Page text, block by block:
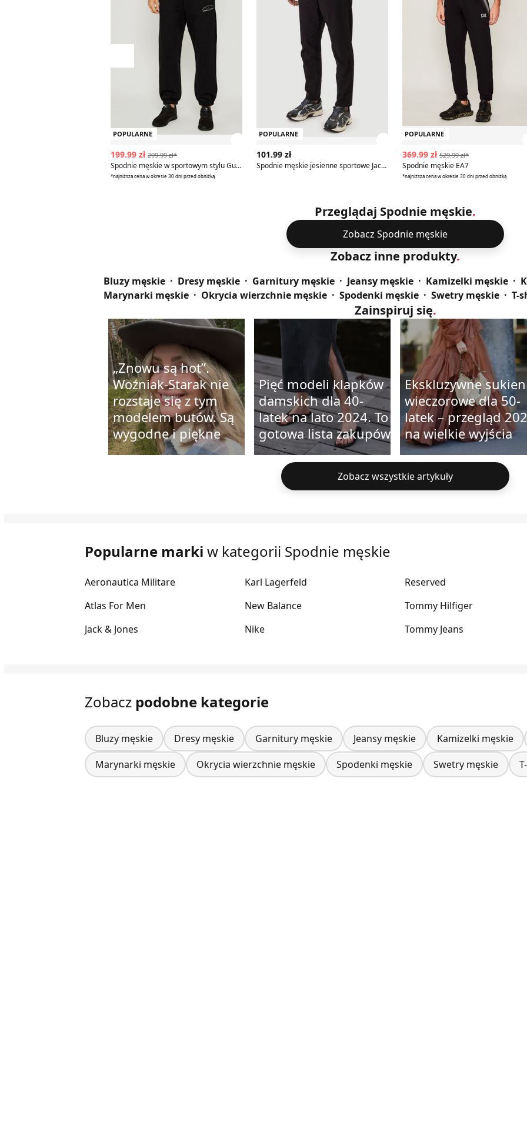
Przesuń w lewo
POPULARNE
199.99 zł 299.99 zł*
Spodnie męskie w sportowym stylu Guess Jeans
*najniższa cena w okresie 30 dni przed obniżką
POPULARNE
101.99 zł
Spodnie męskie jesienne sportowe Jack & Jones
POPULARNE
369.99 zł 529.99 zł*
Spodnie męskie EA7
*najniższa cena w okresie 30 dni przed obniżką
Przeglądaj Spodnie męskie.
Zobacz Spodnie męskie
Zobacz inne produkty.
Bluzy męskie Dresy męskie Garnitury męskie Jeansy męskie Kamizelki męskie
Marynarki męskie
Okrycia wierzchnie męskie Spodenki męskie Swetry męskie T-
Zainspiruj się.
„Znowu są hot”.
Woźniak-Starak nie
rozstaje się z tym
modelem butów. Są
wygodne i piękne
Pięć modeli klapków
damskich dla 40-
latek na lato 2024. To
gotowa lista zakupów
Ekskluzywne
wieczorowe dla 50-
latek – przegląd
na wielkie wyjścia
Zobacz wszystkie artykuły
Popularne marki w kategorii Spodnie męskie
Aeronautica Militare
Atlas For Men
Jack & Jones
Karl Lagerfeld
New Balance
Nike
Reserved
Tommy Hilfiger
Tommy Jeans
Zobacz podobne kategorie
Bluzy męskie Dresy męskie Garnitury męskie Jeansy męskie Kamizelki męskie
Marynarki męskie
Okrycia wierzchnie męskie Spodenki męskie Swetry męskie